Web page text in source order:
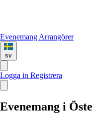
Evenemang Arrangörer
sv
Logga in Registrera
Evenemang i